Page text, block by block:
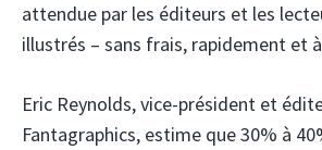
attendue par les éditeurs et les
illustrés – sans frais, rapidement et
Eric Reynolds, vice-président et
Fantagraphics, estime que 30% à